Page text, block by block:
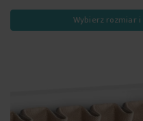
Wybierz rozmiar